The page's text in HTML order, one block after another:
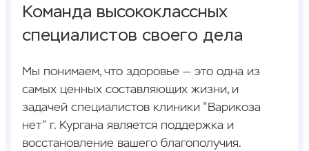
Команда высококлассных
специалистов своего дела
Мы понимаем, что здоровье — это одна из
самых ценных составляющих жизни, и
задачей специалистов клиники “Варикоза
нет” г. Кургана является поддержка и
восстановление вашего благополучия.